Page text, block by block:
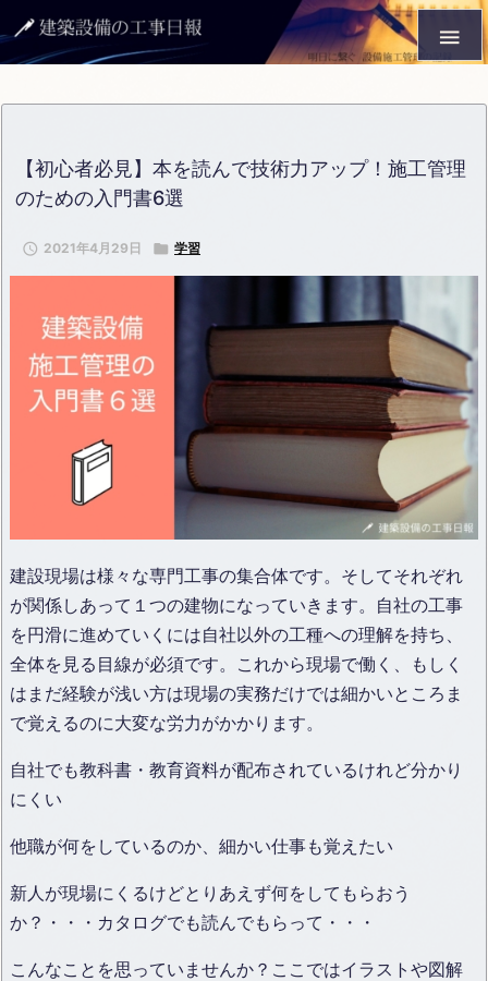

【初心者必見】本を読んで技術力アップ！施工管理
のための入門書6選
 2021年4月29日  学習
建設現場は様々な専門工事の集合体です。そしてそれぞれ
が関係しあって１つの建物になっていきます。自社の工事
を円滑に進めていくには自社以外の工種への理解を持ち、
全体を見る目線が必須です。これから現場で働く、もしく
はまだ経験が浅い方は現場の実務だけでは細かいところま
で覚えるのに大変な労力がかかります。
自社でも教科書・教育資料が配布されているけれど分かり
にくい
他職が何をしているのか、細かい仕事も覚えたい
新人が現場にくるけどとりあえず何をしてもらおう
か？・・・カタログでも読んでもらって・・・
こんなことを思っていませんか？ここではイラストや図解